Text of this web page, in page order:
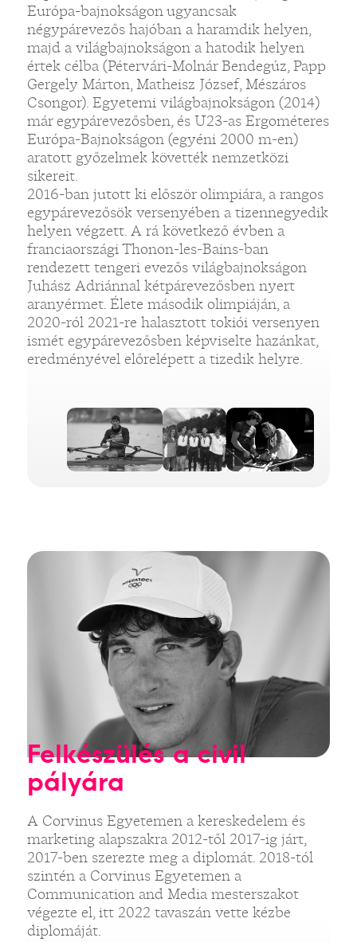
Európa-bajnokságon ugyancsak
négypárevezős hajóban a haramdik helyen,
majd a világbajnokságon a hatodik helyen
értek célba (Pétervári-Molnár Bendegúz, Papp
Gergely Márton, Matheisz József, Mészáros
Csongor). Egyetemi világbajnokságon (2014)
már egypárevezősben, és U23-as Ergométeres
Európa-Bajnokságon (egyéni 2000 m-en)
aratott győzelmek követték nemzetközi
sikereit.
2016-ban jutott ki először olimpiára, a rangos
egypárevezősök versenyében a tizennegyedik
helyen végzett. A rá következő évben a
franciaországi Thonon-les-Bains-ban
rendezett tengeri evezős világbajnokságon
Juhász Adriánnal kétpárevezősben nyert
aranyérmet. Élete második olimpiáján, a
2020-ról 2021-re halasztott tokiói versenyen
ismét egypárevezősben képviselte hazánkat,
eredményével előrelépett a tizedik helyre.
Felkészülés a civil
pályára
A Corvinus Egyetemen a kereskedelem és
marketing alapszakra 2012-től 2017-ig járt,
2017-ben szerezte meg a diplomát. 2018-tól
szintén a Corvinus Egyetemen a
Communication and Media mesterszakot
végezte el, itt 2022 tavaszán vette kézbe
diplomáját.